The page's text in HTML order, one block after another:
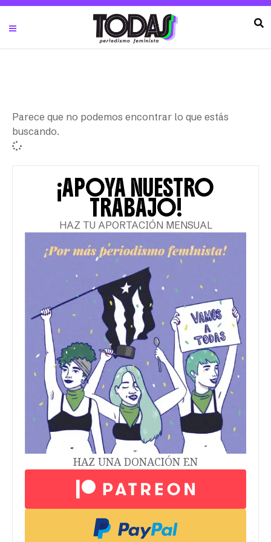
Parece que no podemos encontrar lo que estás
buscando.
¡APOYA NUESTRO
TRABAJO!
HAZ TU APORTACIÓN MENSUAL
HAZ UNA DONACIÓN EN